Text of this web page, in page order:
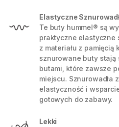
Elastyczne
Te buty hummel® są
praktyczne elastyczne
z materiału z pamięcią
sznurowane buty stają
butami, które zawsze
miejscu. Sznurowadła
elastyczność i
gotowych do zabawy.
Lekki